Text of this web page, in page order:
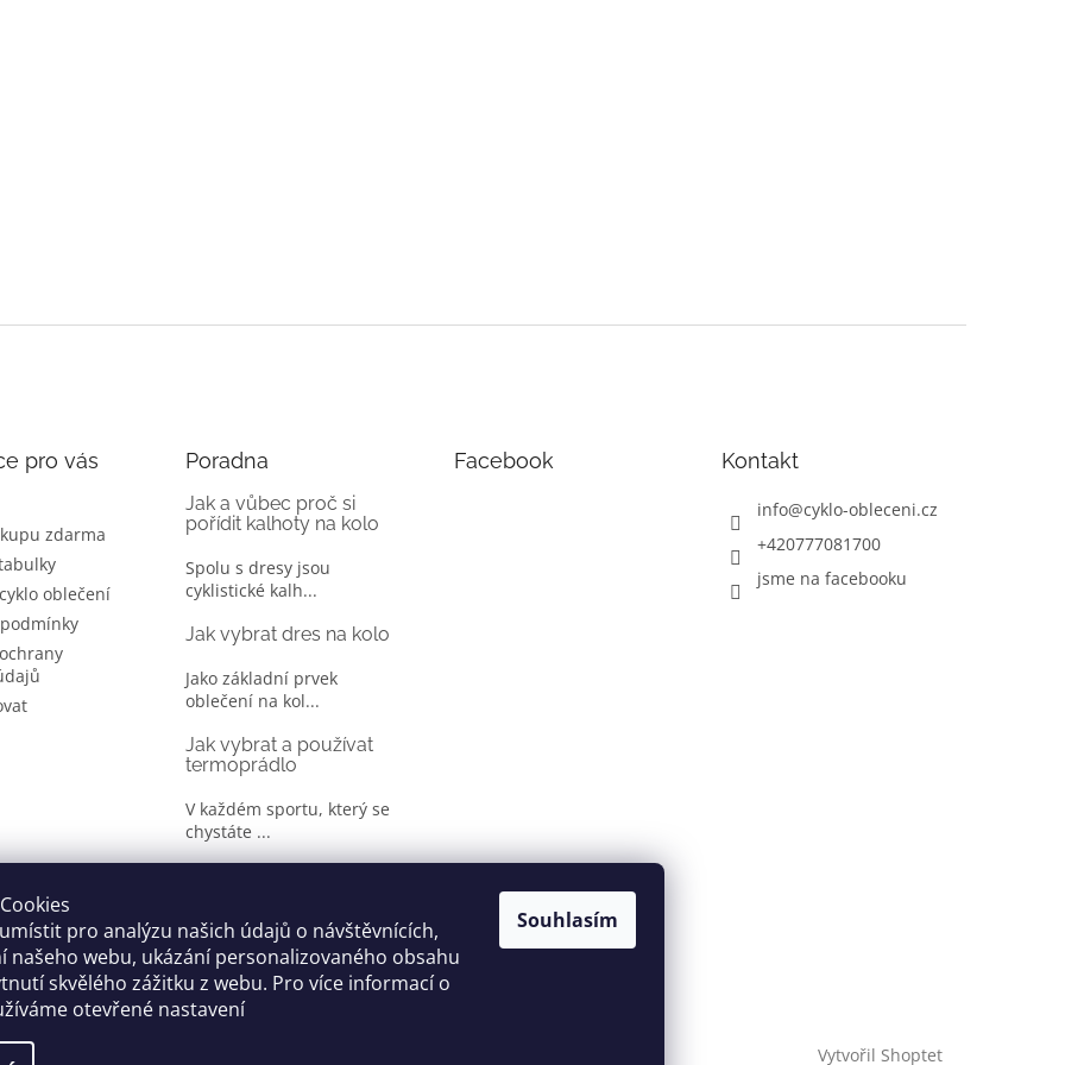
pro analýzu našich údajů o návštěvnících,
našeho webu, ukázání personalizovaného obsahu
skvělého zážitku z webu. Pro více informací o
otevřené nastavení
Souhlasím
pro vás
zdarma
oblečení
Poradna
Jak a vůbec proč si
pořídit kalhoty na kolo
Spolu s dresy jsou
cyklistické kalh...
Jak vybrat dres na kolo
Jako základní prvek
oblečení na kol...
Jak vybrat a používat
termoprádlo
V každém sportu, který se
chystáte ...
Je jen málo cyklistů, kteří si
oble...
Facebook Kontakt
info@cyklo-obleceni.cz
+420777081700
jsme na facebooku
Vytvořil Shoptet